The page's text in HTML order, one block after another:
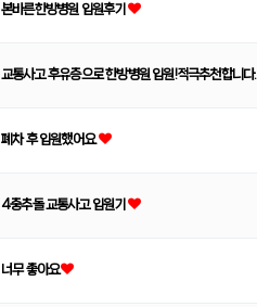
본바른한방병원 입원후기
교통사고 후유증으로 한방병원 입원!적극추천합니다.
폐차 후 입원했어요.
4중추돌 교통사고 입원기
너무 좋아요